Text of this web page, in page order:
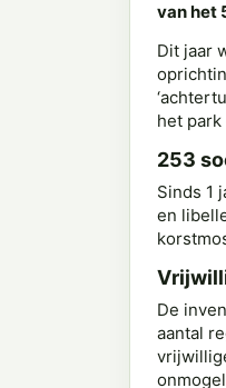
van het
Dit jaar
het
253
Sinds 1
en
De
aantal